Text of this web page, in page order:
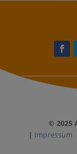
©2025
| Impressum